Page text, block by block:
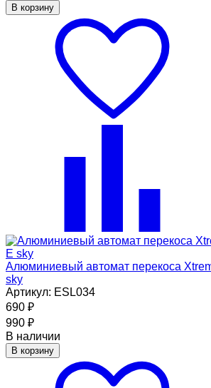
В корзину
Алюминиевый автомат перекоса
sky
Артикул: ESL034
690 ₽
990 ₽
В наличии
В корзину